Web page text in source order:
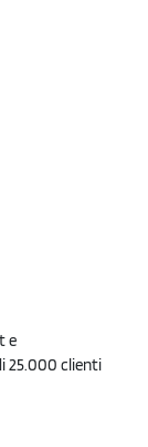
e
25.000 clienti